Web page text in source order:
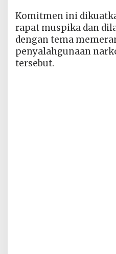
Komitmen ini
rapat muspika dan
dengan tema
penyalahgunaan
tersebut.